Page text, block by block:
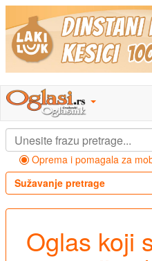
Oprema i pomagala za
Sužavanje pretrage
Oglas koji